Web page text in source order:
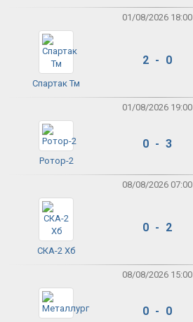
01/08/2026 18:00
Спартак Тм
2 - 0
01/08/2026 19:00
Ротор-2
0 - 3
08/08/2026 07:00
СКА-2 Хб
0 - 2
08/08/2026 15:00
0 - 0